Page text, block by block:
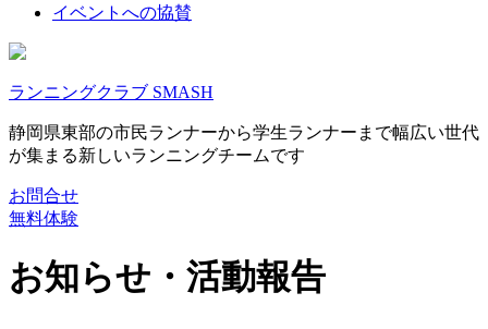
イベントへの協賛
ランニングクラブ SMASH
静岡県東部の市民ランナーから学生ランナーまで幅広い世代
が集まる新しいランニングチームです
お問合せ
無料体験
お知らせ・活動報告